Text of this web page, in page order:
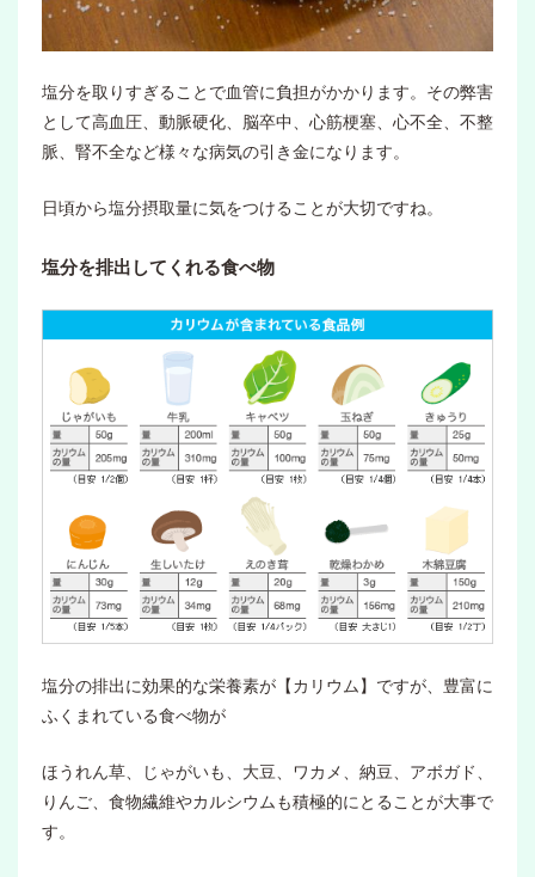
塩分を取りすぎることで血管に負担がかかります。その弊害
として高血圧、動脈硬化、脳卒中、心筋梗塞、心不全、不整
脈、腎不全など様々な病気の引き金になります。
日頃から塩分摂取量に気をつけることが大切ですね。
塩分を排出してくれる食べ物
塩分の排出に効果的な栄養素が【カリウム】ですが、豊富に
ふくまれている食べ物が
ほうれん草、じゃがいも、大豆、ワカメ、納豆、アボガド、
りんご、食物繊維やカルシウムも積極的にとることが大事で
す。